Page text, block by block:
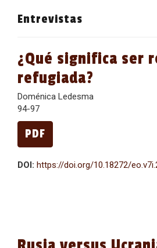
Entrevistas
¿Qué significa ser
refugiada?
Doménica Ledesma
94-97
PDF
DOI: https://doi.org/10.18272/